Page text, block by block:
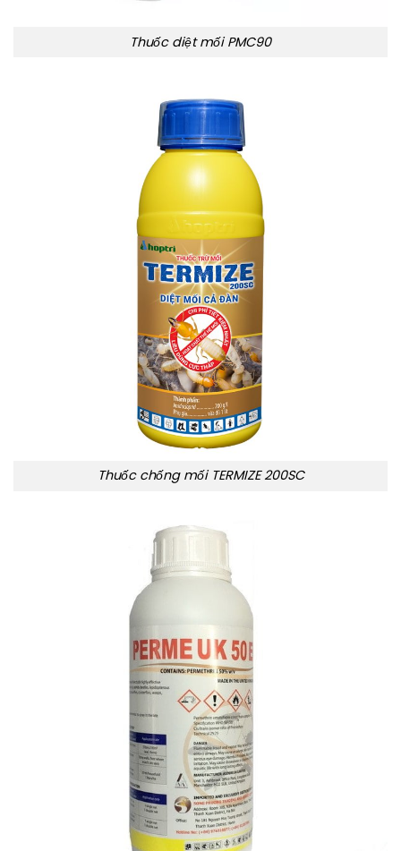
Thuốc diệt mối PMC90
Thuốc chống mối TERMIZE 200SC